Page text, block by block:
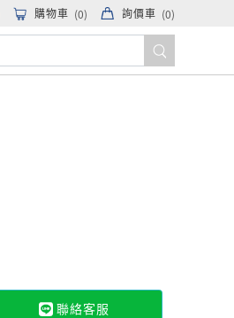
購物車 (0) 詢價車 (0)
聯絡客服